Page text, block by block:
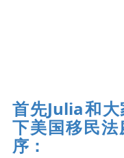
首先Julia和
下美国移民
序：